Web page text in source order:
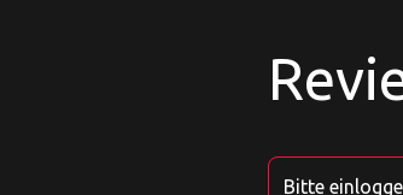
Bitte